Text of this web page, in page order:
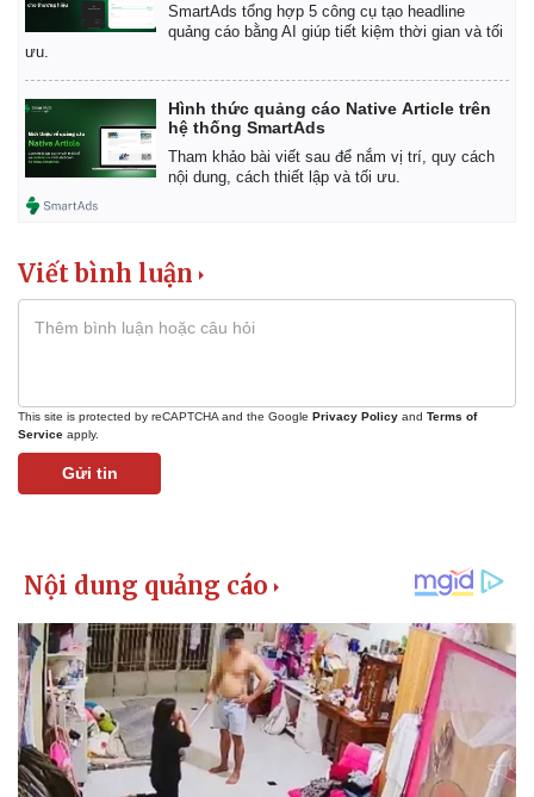
SmartAds tổng hợp 5 công cụ tạo headline
quảng cáo bằng AI giúp tiết kiệm thời gian và tối
ưu.
Hình thức quảng cáo Native Article trên
hệ thống SmartAds
Tham khảo bài viết sau để nắm vị trí, quy cách
nội dung, cách thiết lập và tối ưu.
Viết bình luận
This site is protected by reCAPTCHA and the Google Privacy Policy and Terms of
Service apply.
Gửi tin